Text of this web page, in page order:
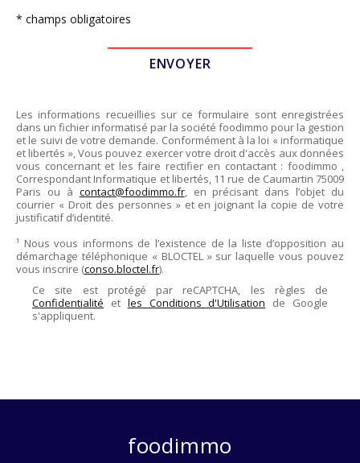
* champs obligatoires
Les informations recueillies sur ce formulaire sont enregistrées
dans un fichier informatisé par la société foodimmo pour la gestion
et le suivi de votre demande. Conformément à la loi « informatique
et libertés », Vous pouvez exercer votre droit d'accès aux données
vous concernant et les faire rectifier en contactant : foodimmo ,
Correspondant Informatique et libertés, 11 rue de Caumartin 75009
Paris ou à contact@foodimmo.fr, en précisant dans l’objet du
courrier « Droit des personnes » et en joignant la copie de votre
justificatif d’identité.
¹ Nous vous informons de l’existence de la liste d’opposition au
démarchage téléphonique « BLOCTEL » sur laquelle vous pouvez
vous inscrire (conso.bloctel.fr).
Ce site est protégé par reCAPTCHA, les règles de
Confidentialité et les Conditions d'Utilisation de Google
s'appliquent.
foodimmo